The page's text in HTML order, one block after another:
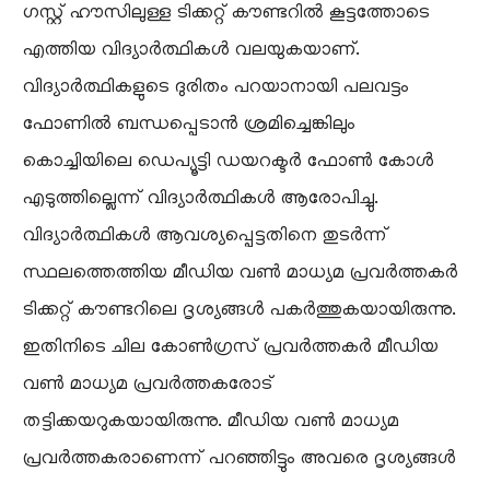
ഗസ്റ്റ് ഹൗസിലുള്ള ടിക്കറ്റ് കൗണ്ടറിൽ കൂട്ടത്തോടെ
എത്തിയ വിദ്യാർത്ഥികൾ വലയുകയാണ്.
വിദ്യാർത്ഥികളുടെ ദുരിതം പറയാനായി പലവട്ടം
ഫോണിൽ ബന്ധപ്പെടാൻ ശ്രമിച്ചെങ്കിലും
കൊച്ചിയിലെ ഡെപ്യൂട്ടി ഡയറക്ടർ ഫോൺ കോൾ
എടുത്തില്ലെന്ന് വിദ്യാർത്ഥികൾ ആരോപിച്ചു.
വിദ്യാർത്ഥികൾ ആവശ്യപ്പെട്ടതിനെ തുടർന്ന്
സ്ഥലത്തെത്തിയ മീഡിയ വൺ മാധ്യമ പ്രവർത്തകർ
ടിക്കറ്റ് കൗണ്ടറിലെ ദൃശ്യങ്ങൾ പകർത്തുകയായിരുന്നു.
ഇതിനിടെ ചില കോൺഗ്രസ് പ്രവർത്തകർ മീഡിയ
വൺ മാധ്യമ പ്രവർത്തകരോട്
തട്ടിക്കയറുകയായിരുന്നു. മീഡിയ വൺ മാധ്യമ
പ്രവർത്തകരാണെന്ന് പറഞ്ഞിട്ടും അവരെ ദൃശ്യങ്ങൾ